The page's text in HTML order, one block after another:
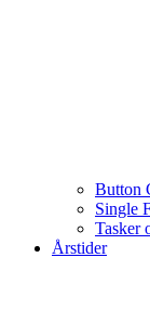
Button
Single
Tasker
Årstider